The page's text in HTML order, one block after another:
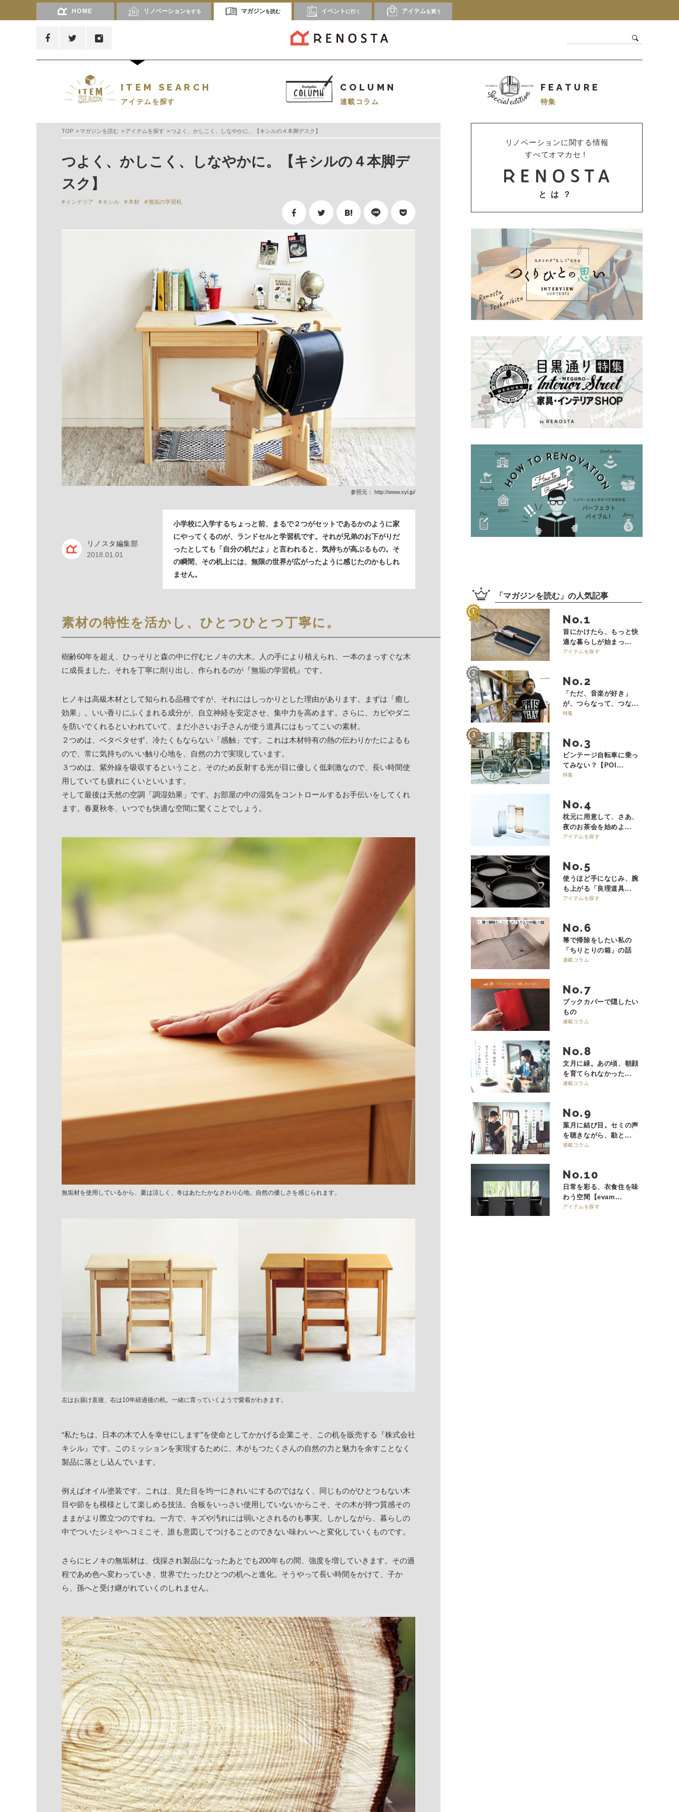
HOME リノベーションをする マガジンを読む イベント に行く アイテムを買う
ITEM SEARCH
アイテムを探す
COLUMN
連載コラム
FEATURE
特集
TOP マガジンを読む アイテムを探す つよく、かしこく、しなやかに。【キシルの４本脚デスク】
つよく、かしこく、しなやかに。【キシルの４本脚デ
スク】
インテリア キシル 木材 無垢の学習机
参照元： http://www.xyl.jp/
リノスタ編集部
2018.01.01
小学校に入学するちょっと前、まるで２つがセットであるかのように家
にやってくるのが、ランドセルと学習机です。それが兄弟のお下がりだ
ったとしても「自分の机だよ」と言われると、気持ちが高ぶるもの。そ
の瞬間、その机上には、無限の世界が広がったように感じたのかもしれ
ません。
素材の特性を活かし、ひとつひとつ丁寧に。
樹齢60年を超え、ひっそりと森の中に佇むヒノキの大木。人の手により植えられ、一本のまっすぐな木
に成長ました。それを丁寧に削り出し、作られるのが『無垢の学習机』です。
ヒノキは高級木材として知られる品種ですが、それにはしっかりとした理由があります。まずは「癒し
効果」。いい香りにふくまれる成分が、自立神経を安定させ、集中力を高めます。さらに、カビやダニ
を防いでくれるといわれていて、まだ小さいお子さんが使う道具にはもってこいの素材。
２つめは、ベタベタせず、冷たくもならない「感触」です。これは木材特有の熱の伝わりかたによるも
ので、常に気持ちのいい触り心地を、自然の力で実現しています。
３つめは、紫外線を吸収するということ。そのため反射する光が目に優しく低刺激なので、長い時間使
用していても疲れにくいといいます。
そして最後は天然の空調「調湿効果」です。お部屋の中の湿気をコントロールするお手伝いをしてくれ
ます。春夏秋冬、いつでも快適な空間に驚くことでしょう。
無垢材を使用しているから、夏は涼しく、冬はあたたかなさわり心地。自然の優しさを感じられます。
左はお届け直後、右は10年経過後の机。一緒に育っていくようで愛着がわきます。
“私たちは、日本の木で人を幸せにします”を使命としてかかげる企業こそ、この机を販売する『株式会社
キシル』です。このミッションを実現するために、木がもつたくさんの自然の力と魅力を余すことなく
製品に落とし込んでいます。
例えばオイル塗装です。これは、見た目を均一にきれいにするのではなく、同じものがひとつもない木
目や節をも模様として楽しめる技法。合板をいっさい使用していないからこそ、その木が持つ質感その
ままがより際立つのですね。一方で、キズや汚れには弱いとされるのも事実。しかしながら、暮らしの
中でついたシミやヘコミこそ、誰も意図してつけることのできない味わいへと変化していくものです。
さらにヒノキの無垢材は、伐採され製品になったあとでも200年もの間、強度を増していきます。その過
程であめ色へ変わっていき、世界でたったひとつの机へと進化。そうやって長い時間をかけて、子か
ら、孫へと受け継がれていくのしれません。
リノベーションに関する情報
すべてオマカセ！
とは？
「 マガジンを読む 」の人気記事
No.
首にかけたら、もっと快
適な暮らしが始まっ...
アイテムを探す
No.
「ただ、音楽が好き」
が、つらなって、つな...
特集
No.
ビンテージ自転車に乗っ
てみない？【POI...
特集
No.
枕元に用意して、さあ、
夜のお茶会を始めよ...
アイテムを探す
No.
使うほど手になじみ、腕
も上がる「良理道具...
アイテムを探す
No.
箒で掃除をしたい私の
「ちりとりの箱」の話
連載コラム
No.
ブックカバーで隠したい
もの
連載コラム
No.
文月に緑。あの頃、朝顔
を育てられなかった...
連載コラム
No.
葉月に結び目。セミの声
を聴きながら、勘と...
連載コラム
No.
日常を彩る、衣食住を味
わう空間【evam...
アイテムを探す